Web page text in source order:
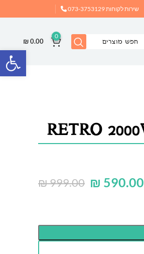
שירות לקוחות073-3753129
0
₪0.00
₪999.00 ₪ 590.00